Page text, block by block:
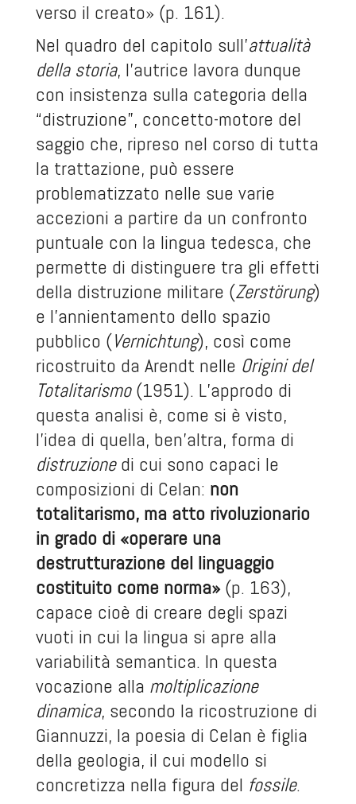
verso il creato» (p. 161).
Nel quadro del capitolo sull’attualità
della storia, l’autrice lavora dunque
con insistenza sulla categoria della
“distruzione”, concetto-motore del
saggio che, ripreso nel corso di tutta
la trattazione, può essere
problematizzato nelle sue varie
accezioni a partire da un confronto
puntuale con la lingua tedesca, che
permette di distinguere tra gli effetti
della distruzione militare (Zerstörung)
e l’annientamento dello spazio
pubblico (Vernichtung), così come
ricostruito da Arendt nelle Origini del
Totalitarismo(1951). L’approdo di
questa analisi è, come si è visto,
l’idea di quella, ben’altra, forma di
distruzionedi cui sono capaci le
composizioni di Celan: non
totalitarismo, ma atto rivoluzionario
in grado di «operare una
destrutturazione del linguaggio
costituito come norma»(p. 163),
capace cioè di creare degli spazi
vuoti in cui la lingua si apre alla
variabilità semantica. In questa
vocazione alla moltiplicazione
dinamica, secondo la ricostruzione di
Giannuzzi, la poesia di Celan è figlia
della geologia, il cui modello si
concretizza nella figura del fossile.